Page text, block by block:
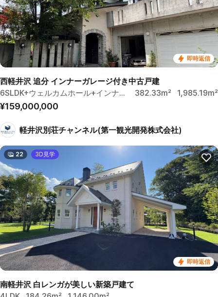
即時返信
西軽井沢 追分 インナーガレージ付き中古戸建
6SLDK+ウェルカムホール+インナーガレージ
382.33m² 1,985.19m²
¥159,000,000
軽井沢別荘チャンネル(第一観光開発株式会社)
即時返信
22 3D見学
南軽井沢 白レンガが美しい新築戸建て